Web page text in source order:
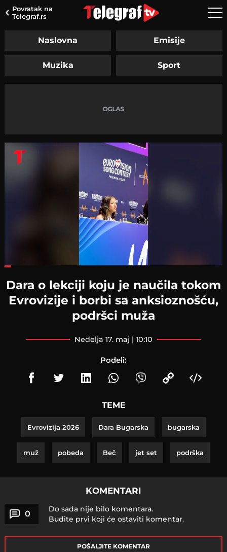
Povratak na
Telegraf.rs
Naslovna Emisije
Muzika Sport
Dara o lekciji koju je naučila tokom
Evrovizije i borbi sa anksioznošću,
podršci muža
nedelja 17. maj | 10:10
Podeli:
TEME
Evrovizija 2026 Dara Bugarska bugarska
muž pobeda Beč jet set podrška
KOMENTARI
0
Do sada nije bilo komentara.
Budite prvi koji će ostaviti komentar.
POŠALJITE KOMENTAR